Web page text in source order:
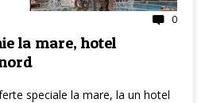
0
la mare, hotel
speciale la mare, la un hotel